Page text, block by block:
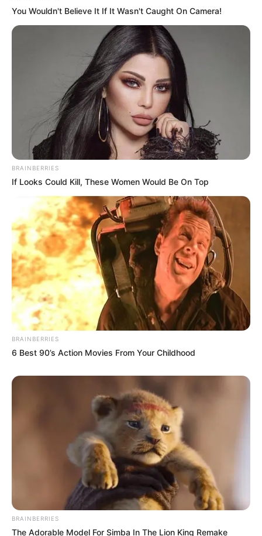
hogyvolt.co - 2026 |Adatvédelem